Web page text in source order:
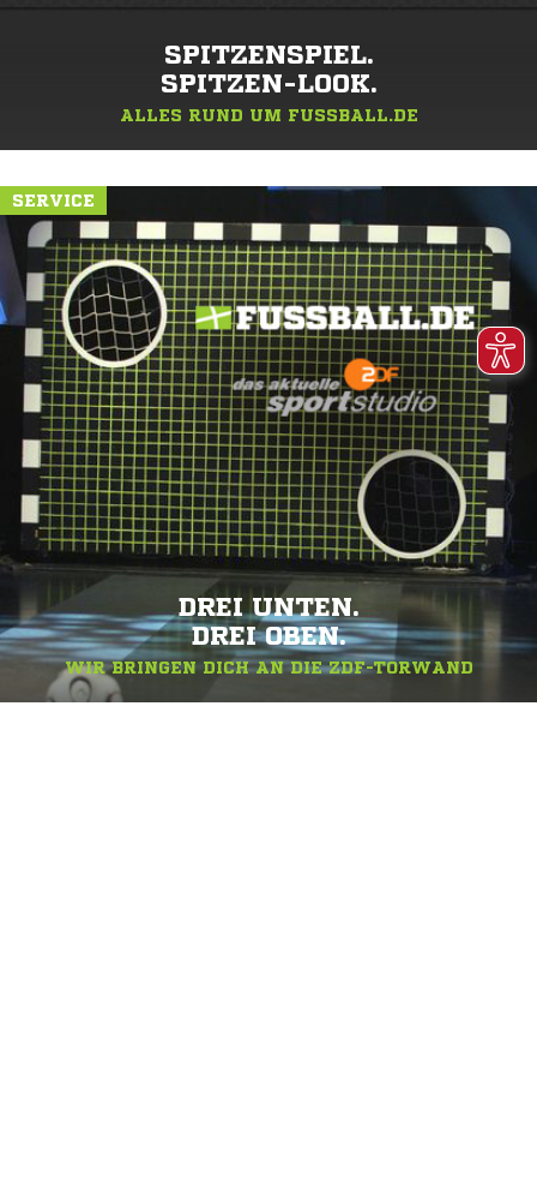
SPITZENSPIEL.
SPITZEN-LOOK.
ALLES RUND UM FUSSBALL.DE
SERVICE
DREI UNTEN.
DREI OBEN.
WIR BRINGEN DICH AN DIE ZDF-TORWAND